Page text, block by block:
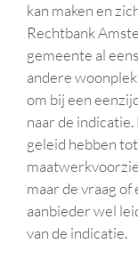
kan maken en
Rechtbank
gemeente al
andere
om bij een
naar de
geleid hebben
maar de vraag
aanbieder wel
van de indicatie.